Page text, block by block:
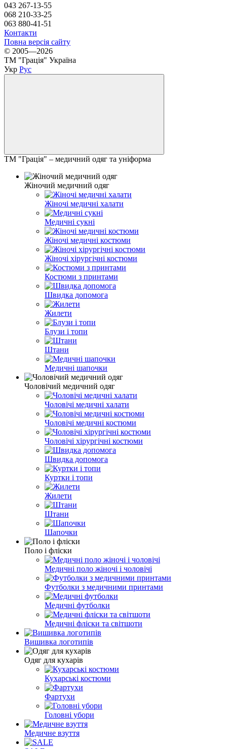
043 267-13-55
068 210-33-25
063 880-41-51
Контакти
Повна версія сайту
© 2005—2026
ТМ "Грація" Україна
Укр Рус
ТМ "Грація" – медичний одяг та уніформа
Жіночий медичний одяг
Жіночі медичні халати
Медичні сукні
Жіночі медичні костюми
Жіночі хірургічні костюми
Костюми з принтами
Швидка допомога
Жилети
Блузи і топи
Штани
Медичні шапочки
Чоловічий медичний одяг
Чоловічі медичні халати
Чоловічі медичні костюми
Чоловічі хірургічні костюми
Швидка допомога
Куртки і топи
Жилети
Штани
Шапочки
Поло і фліски
Медичні поло жіночі і чоловічі
Футболки з медичними принтами
Медичні футболки
Медичні фліски та світшоти
Вишивка логотипів
Одяг для кухарів
Кухарські костюми
Фартухи
Головні убори
Медичне взуття